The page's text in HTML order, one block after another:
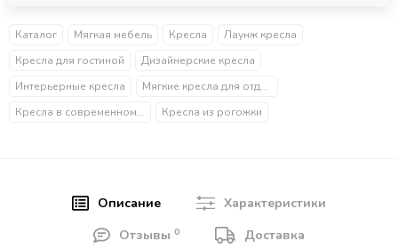
Каталог Мягкая мебель Кресла
Лаунж кресла
Кресла для гостиной
Дизайнерские кресла
Интерьерные кресла
Мягкие кресла для отдыха
Кресла в современном стиле
Кресла из рогожки
Описание
Характеристики
Отзывы 0 Доставка